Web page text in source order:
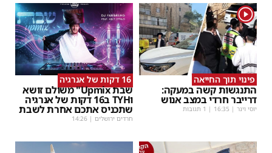
1
פינוי תוך החייאה
התנגשות קשה במעקה:
דרייבר חרדי במצב אנוש
יוסי וינר |
16:35 | 1 תגובות
16 דקות של אנרגיה
שבת Upmix" משולם זושא
וTYH ב16 דקות של אנרגיה
שתכניס אתכם אחרת לשבת
חרדים ירושלים |
14:26